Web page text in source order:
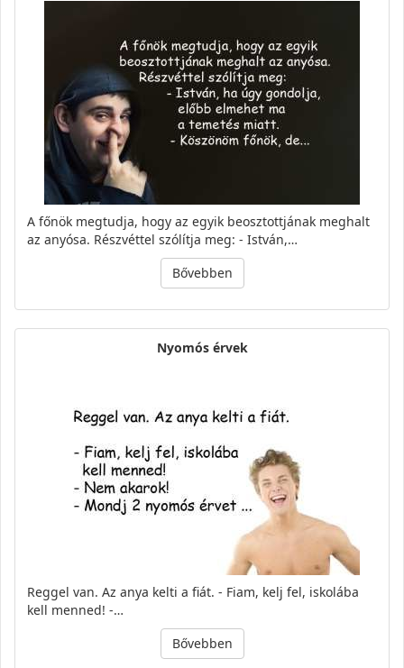
A főnök megtudja, hogy az egyik beosztottjának meghalt
az anyósa. Részvéttel szólítja meg: - István,…
Bővebben
Nyomós érvek
Reggel van. Az anya kelti a fiát. - Fiam, kelj fel, iskolába
kell menned! -…
Bővebben